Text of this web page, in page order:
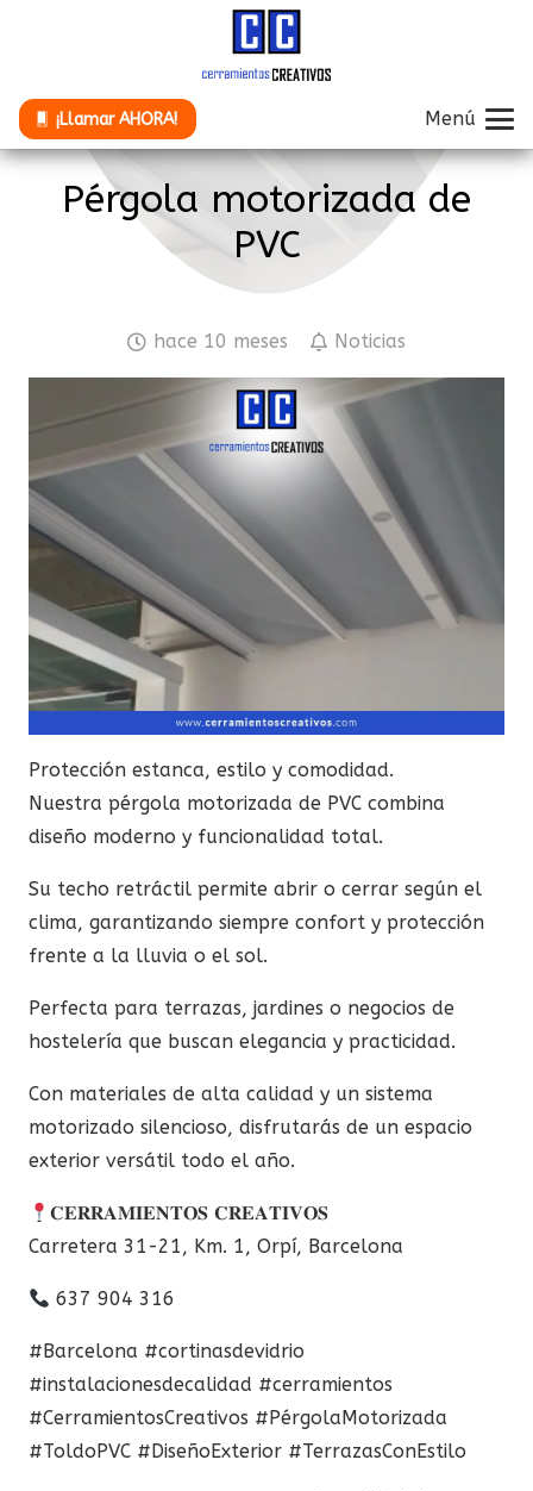
¡Llamar AHORA! Menú
Pérgola motorizada de
PVC
hace 10 meses Noticias
Protección estanca, estilo y comodidad.
Nuestra pérgola motorizada de PVC combina
diseño moderno y funcionalidad total.
Su techo retráctil permite abrir o cerrar según el
clima, garantizando siempre confort y protección
frente a la lluvia o el sol.
Perfecta para terrazas, jardines o negocios de
hostelería que buscan elegancia y practicidad.
Con materiales de alta calidad y un sistema
motorizado silencioso, disfrutarás de un espacio
exterior versátil todo el año.
𝐂𝐄𝐑𝐑𝐀𝐌𝐈𝐄𝐍𝐓𝐎𝐒 𝐂𝐑𝐄𝐀𝐓𝐈𝐕𝐎𝐒
Carretera 31-21, Km. 1, Orpí, Barcelona
637 904 316
#Barcelona #cortinasdevidrio
#instalacionesdecalidad #cerramientos
#CerramientosCreativos #PérgolaMotorizada
#ToldoPVC #DiseñoExterior #TerrazasConEstilo